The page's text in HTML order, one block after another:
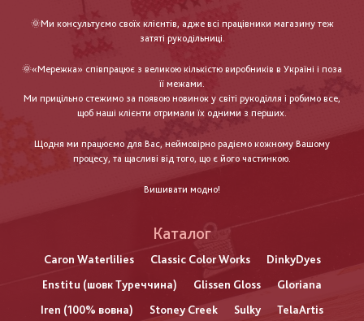
🌞Ми консультуємо своїх клієнтів, адже всі працівники магазину теж
затяті рукодільниці.
🌞«Мережка» співпрацює з великою кількістю виробників в Україні і поза
її межами.
Ми прицільно стежимо за появою новинок у світі рукоділля і робимо все,
щоб наші клієнти отримали їх одними з перших.
Щодня ми працюємо для Вас, неймовірно радіємо кожному Вашому
процесу, та щасливі від того, що є його частинкою.
Вишивати модно!
Каталог
Caron Waterlilies Classic Color Works
DinkyDyes
Enstitu (шовк Туреччина)
Glissen Gloss
Gloriana
Iren (100% вовна)
Stoney Creek Sulky
TelaArtis